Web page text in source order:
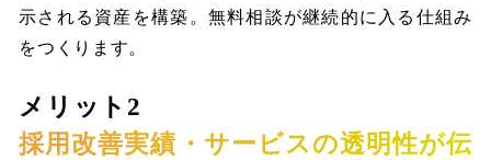
示される資産を構築。無料相談が継続的に入る仕組み
をつくります。
メリット2
採用改善実績・サービスの透明性が伝